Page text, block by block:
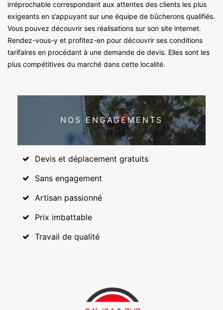
irréprochable correspondant aux attentes des clients les plus
exigeants en s’appuyant sur une équipe de bûcherons qualifiés.
Vous pouvez découvrir ses réalisations sur son site internet.
Rendez-vous-y et profitez-en pour découvrir ses conditions
tarifaires en procédant à une demande de devis. Elles sont les
plus compétitives du marché dans cette localité.
NOS ENGAGEMENTS
Devis et déplacement gratuits
Sans engagement
Artisan passionné
Prix imbattable
Travail de qualité